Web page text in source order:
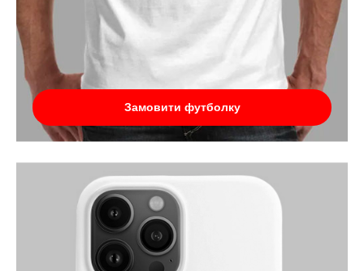
Замовити футболку